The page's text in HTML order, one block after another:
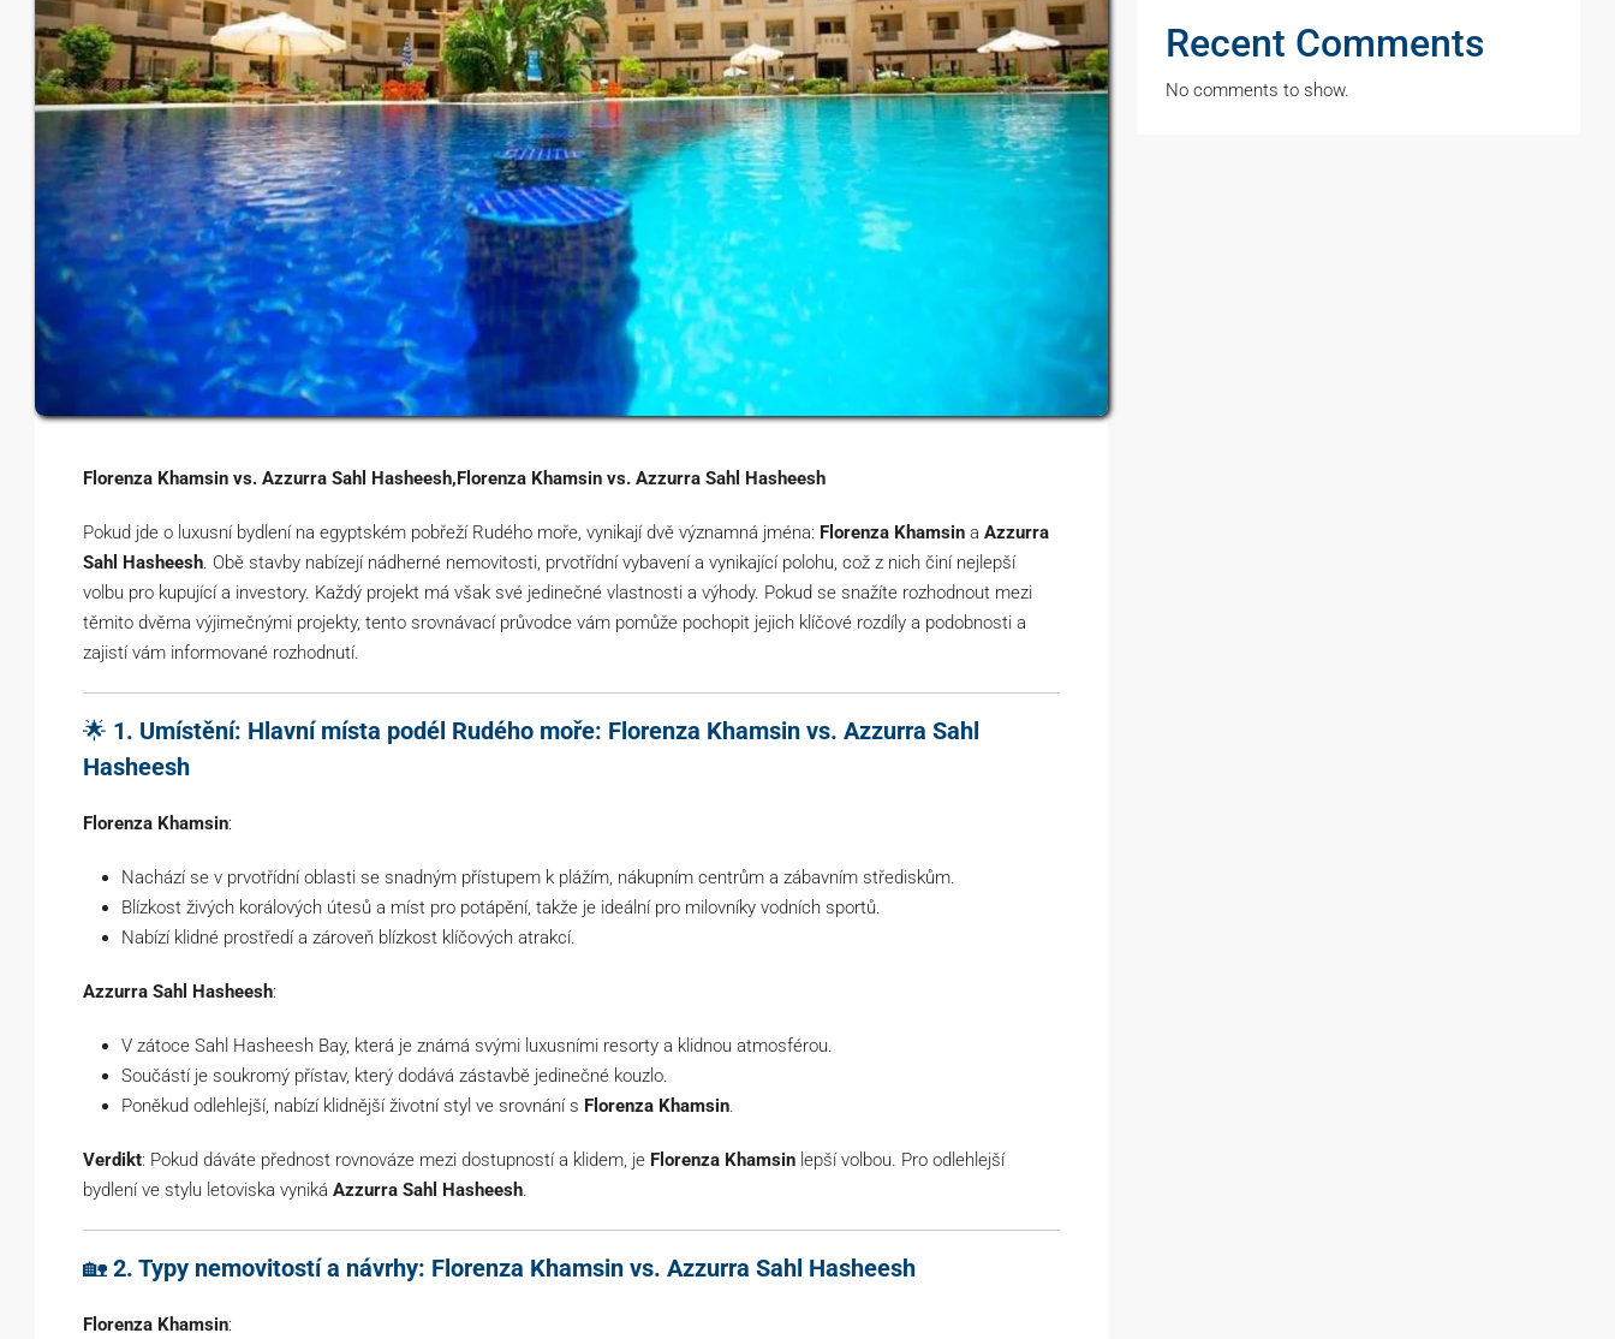
Florenza Khamsin vs. Azzurra Sahl Hasheesh,Florenza Khamsin vs. Azzurra Sahl Hasheesh
Pokud jde o luxusní bydlení na egyptském pobřeží Rudého moře, vynikají dvě významná jména: Florenza Khamsin a Azzurra
Sahl Hasheesh. Obě stavby nabízejí nádherné nemovitosti, prvotřídní vybavení a vynikající polohu, což z nich činí nejlepší
volbu pro kupující a investory. Každý projekt má však své jedinečné vlastnosti a výhody. Pokud se snažíte rozhodnout mezi
těmito dvěma výjimečnými projekty, tento srovnávací průvodce vám pomůže pochopit jejich klíčové rozdíly a podobnosti a
zajistí vám informované rozhodnutí.
🌟 1. Umístění: Hlavní místa podél Rudého moře: Florenza Khamsin vs. Azzurra Sahl
Hasheesh
Florenza Khamsin:
Nachází se v prvotřídní oblasti se snadným přístupem k plážím, nákupním centrům a zábavním střediskům.
Blízkost živých korálových útesů a míst pro potápění, takže je ideální pro milovníky vodních sportů.
Nabízí klidné prostředí a zároveň blízkost klíčových atrakcí.
Azzurra Sahl Hasheesh:
V zátoce Sahl Hasheesh Bay, která je známá svými luxusními resorty a klidnou atmosférou.
Součástí je soukromý přístav, který dodává zástavbě jedinečné kouzlo.
Poněkud odlehlejší, nabízí klidnější životní styl ve srovnání s Florenza Khamsin.
Verdikt: Pokud dáváte přednost rovnováze mezi dostupností a klidem, je Florenza Khamsin lepší volbou. Pro odlehlejší
bydlení ve stylu letoviska vyniká Azzurra Sahl Hasheesh.
🏡 2. Typy nemovitostí a návrhy: Florenza Khamsin vs. Azzurra Sahl Hasheesh
Florenza Khamsin:
Recent Comments
No comments to show.